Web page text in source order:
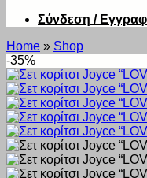
Σύνδεση /
Home » Shop
-35%